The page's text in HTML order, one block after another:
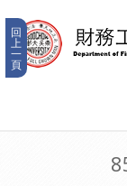
回
上
一
頁